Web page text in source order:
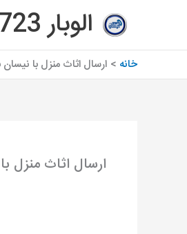
محتوا
الوبار 02140333723
خانه ارسال اثاث منزل با نیسان
ارسال اثاث منزل